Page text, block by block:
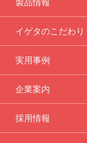
製品情報
イゲタのこだわり
実用事例
企業案内
採用情報